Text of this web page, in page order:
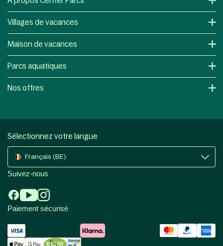
Villages de vacances
Maison de vacances
Parcs aquatiques
Nos offres
Sélectionnez votre langue
Français (BE)
Suivez-nous
Paiement sécurisé